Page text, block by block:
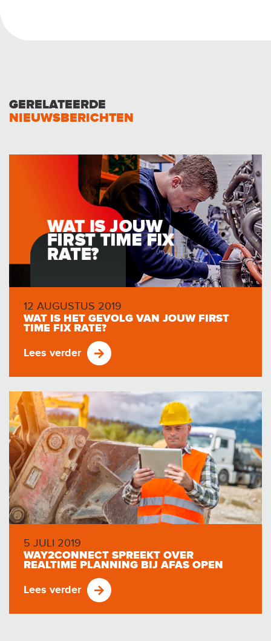
GERELATEERDE
NIEUWSBERICHTEN
12 AUGUSTUS 2019
WAT IS HET GEVOLG VAN JOUW FIRST
TIME FIX RATE?
Lees verder
5 JULI 2019
WAY2CONNECT SPREEKT OVER
REALTIME PLANNING BIJ AFAS OPEN
Lees verder